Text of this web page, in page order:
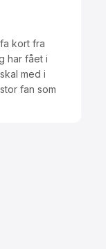
kort fra
har fået i
med i
fan som